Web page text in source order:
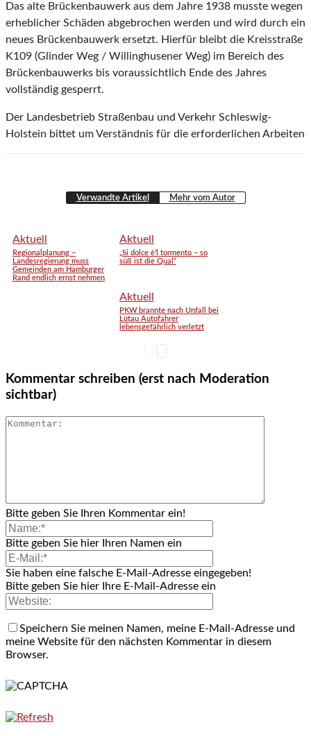
Das alte Brückenbauwerk aus dem Jahre 1938 musste wegen
erheblicher Schäden abgebrochen werden und wird durch ein
neues Brückenbauwerk ersetzt. Hierfür bleibt die Kreisstraße
K109 (Glinder Weg / Willinghusener Weg) im Bereich des
Brückenbauwerks bis voraussichtlich Ende des Jahres
vollständig gesperrt.
Der Landesbetrieb Straßenbau und Verkehr Schleswig-
Holstein bittet um Verständnis für die erforderlichen Arbeiten
Verwandte Artikel Mehr vom Autor
Aktuell
Regionalplanung –
Landesregierung muss
Gemeinden am Hamburger
Rand endlich ernst nehmen
Aktuell
„Si dolce è’l tormento – so
süß ist die Qual“
Aktuell
PKW brannte nach Unfall bei
Lütau Autofahrer
lebensgefährlich verletzt
Kommentar schreiben (erst nach Moderation
sichtbar)
Bitte geben Sie Ihren Kommentar ein!
Bitte geben Sie hier Ihren Namen ein
Sie haben eine falsche E-Mail-Adresse eingegeben!
Bitte geben Sie hier Ihre E-Mail-Adresse ein
Speichern Sie meinen Namen, meine E-Mail-Adresse und
meine Website für den nächsten Kommentar in diesem
Browser.